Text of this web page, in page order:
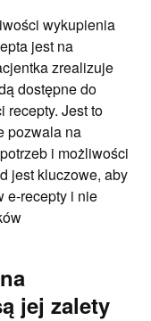
wykupienia
jest na
zrealizuje
dostępne do
recepty. Jest to
pozwala na
i możliwości
jest kluczowe, aby
e-recepty i nie
jej zalety